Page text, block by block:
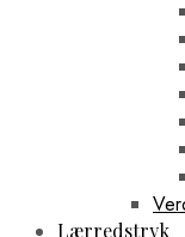
Lærredstryk